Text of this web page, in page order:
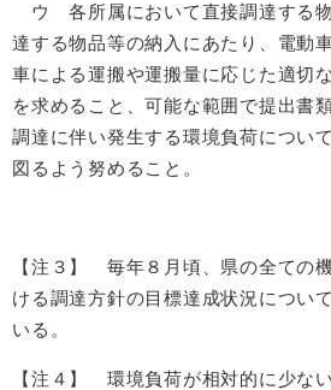
ウ 各所属において直接調達する
達する物品等の納入にあたり、電動
車による運搬や運搬量に応じた適切
を求めること、可能な範囲で提出書
調達に伴い発生する環境負荷につい
図るよう努めること。
【注３】 毎年８月頃、県の全ての
ける調達方針の目標達成状況につい
いる。
【注４】 環境負荷が相対的に少な